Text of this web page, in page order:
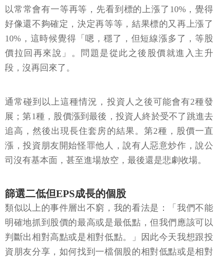
以常常會有一等再等，先看到標的上漲了10%，覺得
好像還不夠確定，決定再等等，結果標的又再上漲了
10%，這時候覺得「嗯，穩了，但短線漲多了，等股
價拉回再來說」。問題是從此之後股價就進入主升
段，沒再回來了。
通常碰到以上這種情況，投資人之後可能會有2種發
展；第1種，股價漲到最後，投資人終於受不了跳進去
追高，然後出現長住套房的結果。第2種，股價一直
漲，投資朋友開始怪罪他人，說有人惡意炒作，說公
司沒有基本面，甚至進場放空，最後還是悲劇收場。
篩選二低但EPS成長的個股
類似以上的事件層出不窮，我的看法是：「我們不能
明確地抓到股價的最高或是最低點，但我們應該可以
判斷出相對高點或是相對低點。」因此今天我想跟投
資朋友分享，如何找到一檔個股的相對低點或是相對